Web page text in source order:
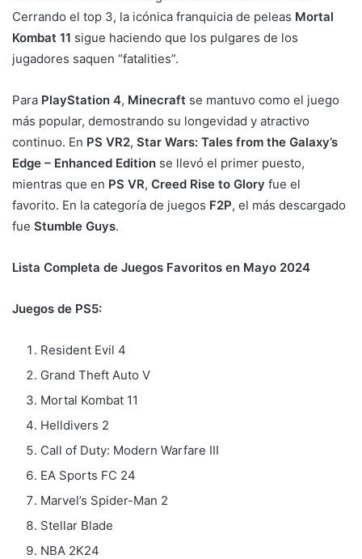
Cerrando el top 3, la icónica franquicia de peleas Mortal
Kombat 11 sigue haciendo que los pulgares de los
jugadores saquen “fatalities”.
Para PlayStation 4, Minecraft se mantuvo como el juego
más popular, demostrando su longevidad y atractivo
continuo. En PS VR2, Star Wars: Tales from the Galaxy’s
Edge – Enhanced Edition se llevó el primer puesto,
mientras que en PS VR, Creed Rise to Glory fue el
favorito. En la categoría de juegos F2P, el más descargado
fue Stumble Guys.
Lista Completa de Juegos Favoritos en Mayo 2024
Juegos de PS5:
Resident Evil 4
Grand Theft Auto V
Mortal Kombat 11
Helldivers 2
Call of Duty: Modern Warfare III
EA Sports FC 24
Marvel’s Spider-Man 2
Stellar Blade
NBA 2K24